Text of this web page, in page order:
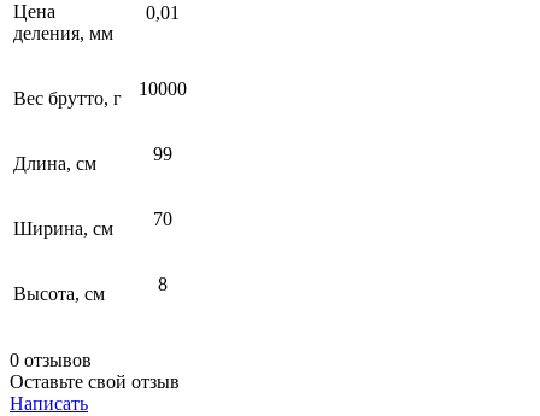
Цена
деления, мм
0,01
Вес брутто, г 10000
Длина, см 99
Ширина, см 70
Высота, см 8
0 отзывов
Оставьте свой отзыв
Написать